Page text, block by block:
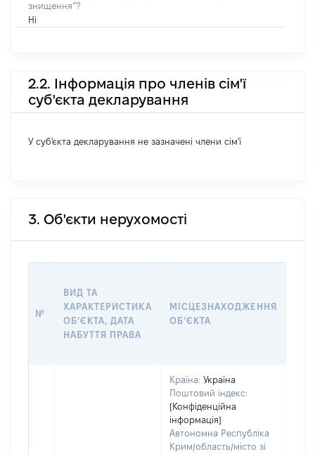
знищення”?
Ні
2.2. Інформація про членів сім'ї
суб'єкта декларування
У суб'єкта декларування не зазначені члени сім'ї
3. Об'єкти нерухомості
№
ВИД ТА
ХАРАКТЕРИСТИКА
ОБʼЄКТА, ДАТА
НАБУТТЯ ПРАВА
МІСЦЕЗНАХОДЖЕННЯ
ОБʼЄКТА
Країна: Україна
Поштовий індекс:
[Конфіденційна
інформація]
Автономна Республіка
Крим/область/місто зі